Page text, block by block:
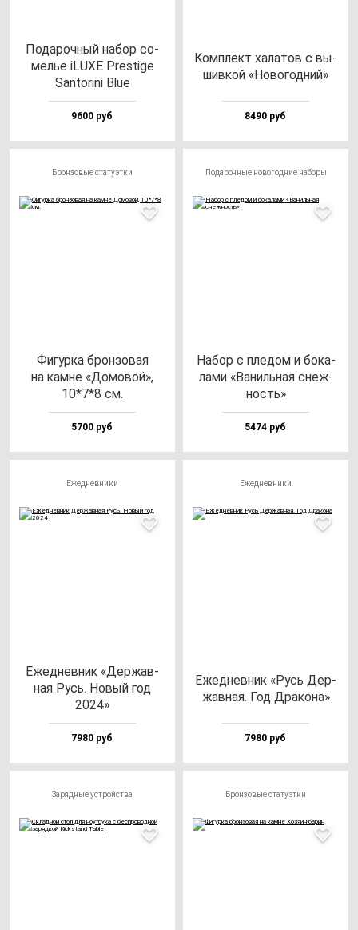
Пода­роч­ный на­бор со­
мелье iLUXE Pres­ti­ge
San­to­ri­ni Blue
9600 руб
Ком­плект ха­ла­тов с вы­
шив­кой «Ново­год­ний»
8490 руб
Бронзовые статуэтки
Фигур­ка брон­зо­вая
на кам­не «Домо­вой»,
10*7*8 см.
5700 руб
Подарочные новогодние наборы
Набор с пле­дом и бо­ка­
ла­ми «Ваниль­ная снеж­
ность»
5474 руб
Ежедневники
Ежед­нев­ник «Дер­жав­
ная Русь. Новый год
2024»
7980 руб
Ежедневники
Ежед­нев­ник «Русь Дер­
жав­ная. Год Дра­ко­на»
7980 руб
Зарядные устройства Бронзовые статуэтки